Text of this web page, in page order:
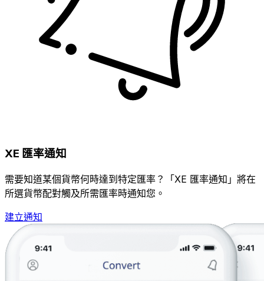
XE 匯率通知
需要知道某個貨幣何時達到特定匯率？「XE 匯率通知」將在
所選貨幣配對觸及所需匯率時通知您。
建立通知